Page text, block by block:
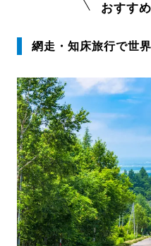
おすす
網走・知床旅行で世